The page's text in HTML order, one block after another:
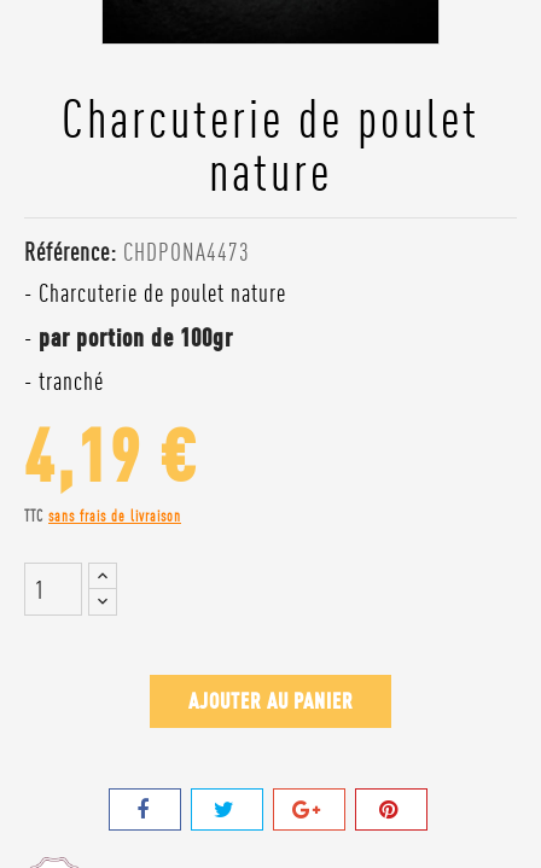
Charcuterie de poulet
nature
Référence: CHDPONA4473
- Charcuterie de poulet nature
- par portion de 100gr
- tranché
4,19 €
TTC sans frais de livraison
AJOUTER AU PANIER